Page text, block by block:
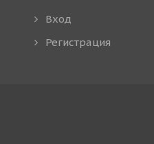
Вход
Регистрация